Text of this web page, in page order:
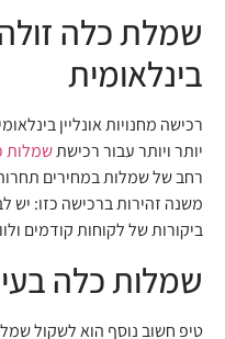
שמלת כלה זולה
בינלאומית
רכישה מחנויות אונליין
יותר ויותר עבור רכישתשמלות
רחב של שמלות במחירים
משנה זהירות ברכישה כזו:
ביקורות של לקוחות קודמים
שמלות כלה
טיפ חשוב נוסף הוא לשקול